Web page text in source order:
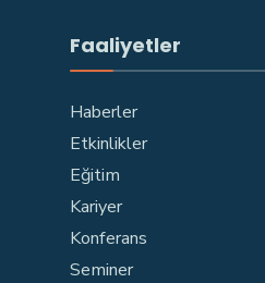
Faaliyetler
Haberler
Etkinlikler
Eğitim
Kariyer
Konferans
Seminer